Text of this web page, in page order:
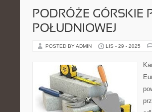
PODRÓŻE GÓRSKIE
POŁUDNIOWEJ
POSTED BY ADMIN LIS - 29 - 2025